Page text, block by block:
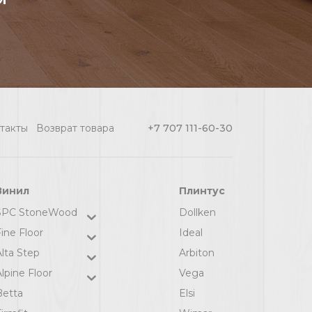
Возврат товара +7 707 111-60-30
StoneWood
Floor
Step
Floor
Плинтус
Dollken
Ideal
Arbiton
Vega
Elsi